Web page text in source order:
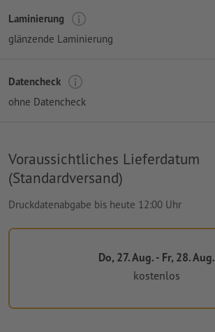
Laminierung
glänzende Laminierung
Datencheck
ohne Datencheck
Voraussichtliches Lieferdatum
(Standardversand)
Druckdatenabgabe bis heute 12:00 Uhr
Do, 27. Aug. - Fr, 28. Aug.
kostenlos